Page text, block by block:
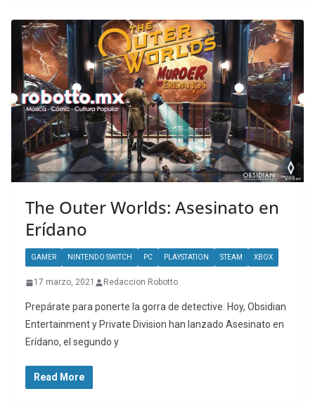
The Outer Worlds: Asesinato en
Erídano
GAMER NINTENDO SWITCH PC PLAYSTATION STEAM XBOX
17 marzo, 2021 Redaccion Robotto
Prepárate para ponerte la gorra de detective. Hoy, Obsidian
Entertainment y Private Division han lanzado Asesinato en
Erídano, el segundo y
Read More